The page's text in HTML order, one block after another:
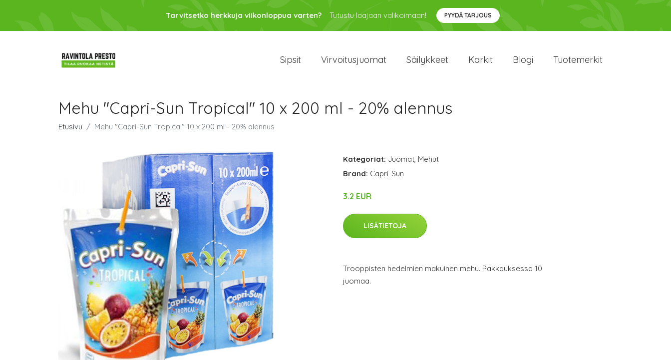
Tarvitsetko herkkuja viikonloppua varten? Tutustu laajaan valikoimaan! PYYDÄ TARJOUS
Sipsit Virvoitusjuomat Säilykkeet Karkit Blogi Tuotemerkit
Mehu "Capri-Sun Tropical" 10 x 200 ml - 20% alennus
Etusivu Mehu "Capri-Sun Tropical" 10 x 200 ml - 20% alennus
Kategoriat: Juomat, Mehut
Brand: Capri-Sun
3.2 EUR
LISÄTIETOJA
Trooppisten hedelmien makuinen mehu. Pakkauksessa 10
juomaa.